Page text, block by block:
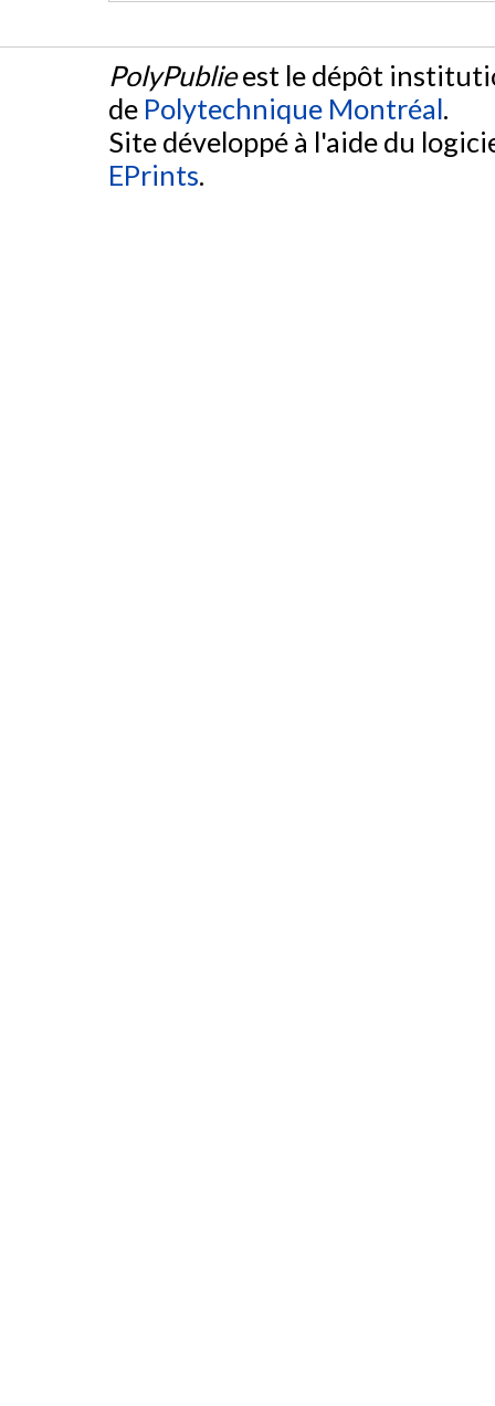
PolyPublieest le dépôt
de Polytechnique Montréal.
Site développé à l'aide du
EPrints.